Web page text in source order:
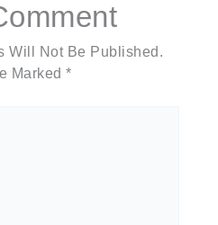
Will Not Be Published.
Marked*